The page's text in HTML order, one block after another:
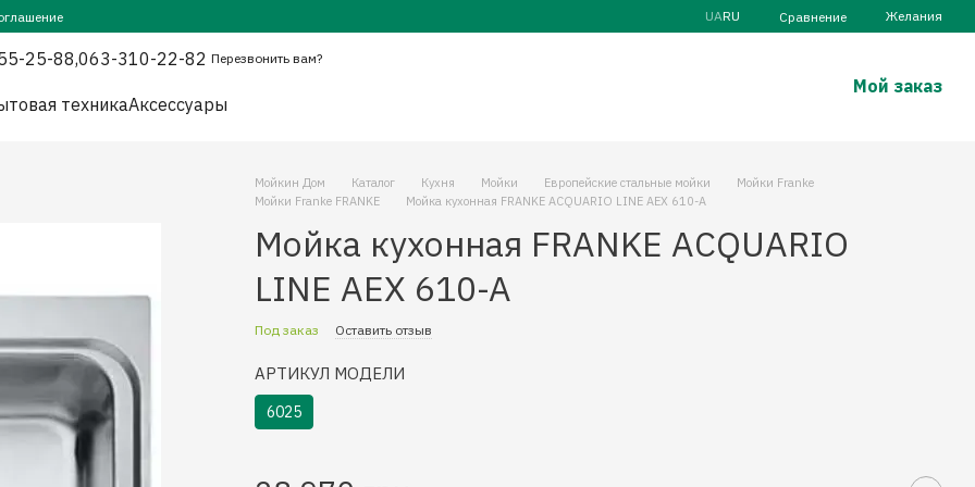
UARU Сравнение Желания
25-88,063-310-22-82 Перезвонить вам?
техникаАксессуары
Мой заказ
Мойкин Дом Каталог Кухня Мойки Европейские стальные мойки
Мойки Franke
Мойки Franke FRANKE
Мойка кухонная FRANKE ACQUARIO LINE AEX 610-A
Мойка кухонная FRANKE ACQUARIO
LINE AEX 610-A
Под заказ Оставить отзыв
АРТИКУЛ МОДЕЛИ
6025